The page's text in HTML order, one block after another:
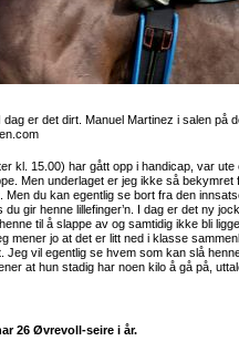
er det dirt. Manuel Martinez i salen på
kl. 15.00) har gått opp i handicap, var ute
Men underlaget er jeg ikke så bekymret
du kan egentlig se bort fra den
gir henne lillefinger’n. I dag er det ny
til å slappe av og samtidig ikke bli
mener jo at det er litt ned i klasse
Jeg vil egentlig se hvem som kan slå
at hun stadig har noen kilo å gå på,
26 Øvrevoll-seire i år.